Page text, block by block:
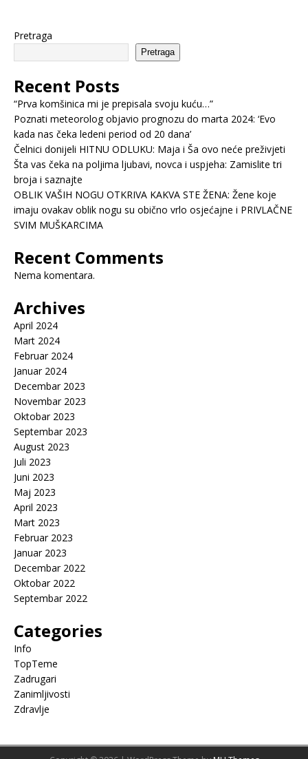
Pretraga
Pretraga
Recent Posts
“Prva komšinica mi je prepisala svoju kuću…”
Poznati meteorolog objavio prognozu do marta 2024: ‘Evo
kada nas čeka ledeni period od 20 dana’
Čelnici donijeli HITNU ODLUKU: Maja i Ša ovo neće preživjeti
Šta vas čeka na poljima ljubavi, novca i uspjeha: Zamislite tri
broja i saznajte
OBLIK VAŠIH NOGU OTKRIVA KAKVA STE ŽENA: Žene koje
imaju ovakav oblik nogu su obično vrlo osjećajne i PRIVLAČNE
SVIM MUŠKARCIMA
Recent Comments
Nema komentara.
Archives
April 2024
Mart 2024
Februar 2024
Januar 2024
Decembar 2023
Novembar 2023
Oktobar 2023
Septembar 2023
August 2023
Juli 2023
Juni 2023
Maj 2023
April 2023
Mart 2023
Februar 2023
Januar 2023
Decembar 2022
Oktobar 2022
Septembar 2022
Categories
Info
TopTeme
Zadrugari
Zanimljivosti
Zdravlje